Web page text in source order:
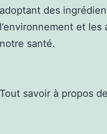
adoptant des
l’environnement et
notre santé.
Tout savoir à propos de